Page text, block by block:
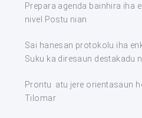
Prepara agenda bainhira iha
nivel Postu nian
Sai hanesan protokolu iha
Suku ka diresaun destakadu
Prontu atu jere orientasaun
Tilomar